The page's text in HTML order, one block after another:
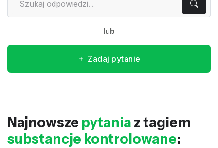
lub
Zadaj pytanie
Najnowsze pytania z tagiem
substancje kontrolowane: